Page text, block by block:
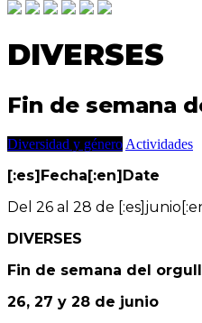
DIVERSES
Fin de semana
Diversidad y género Actividades
[:es]Fecha[:en]Date
Del 26 al 28 de
DIVERSES
Fin de semana del
26, 27 y 28 de junio